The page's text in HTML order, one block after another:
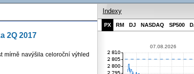
2Q 2017
mírně navýšila celoroční výhled
Indexy
PX RM DJ NASDAQ SP500
07.08.2026